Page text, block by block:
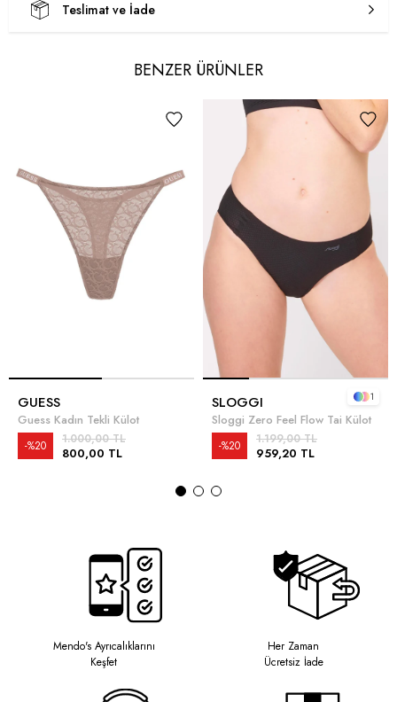
Teslimat ve İade
BENZER ÜRÜNLER
GUESS
Guess Kadın Tekli Külot
800,00 TL
1.000,00 TL
%20
SLOGGI
Sloggi Zero Feel Flow Tai Külot
959,20 TL
1.199,00 TL
%20
1
Mendo's Ayrıcalıklarını
Keşfet
Her Zaman
Ücretsiz İade